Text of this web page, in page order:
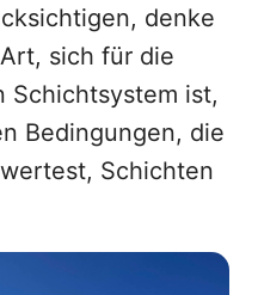
denke
sich für die
Schichtsystem ist,
Bedingungen, die
Schichten